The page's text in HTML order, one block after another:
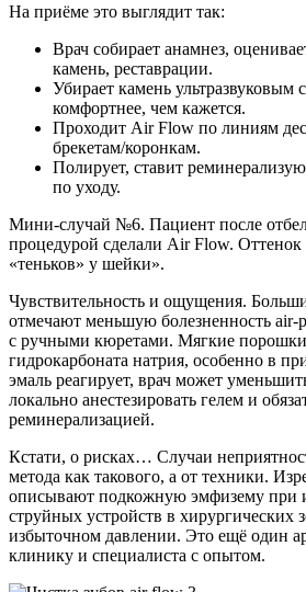
На приёме это выглядит так:
Врач собирает анамнез,
камень, реставрации.
Убирает камень
комфортнее, чем кажется.
Проходит Air Flow по линиям
брекетам/коронкам.
Полирует, ставит
по уходу.
Мини-случай №6. Пациент после
процедурой сделали Air Flow. Оттенок
«теньков» у шейки».
Чувствительность и ощущения.
отмечают меньшую болезненность
с ручными кюретами. Мягкие
гидрокарбоната натрия, особенно в
эмаль реагирует, врач может
локально анестезировать гелем и
реминерализацией.
Кстати, о рисках… Случаи
метода как такового, а от техники.
описывают подкожную эмфизему при
струйных устройств в хирургических
избыточном давлении. Это ещё один
клинику и специалиста с опытом.